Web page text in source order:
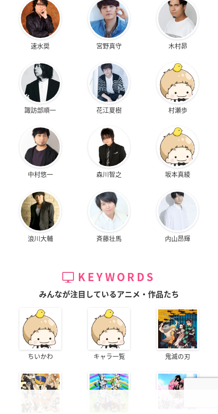
速水奨 宮野真守 木村昴
諏訪部順一 花江夏樹 村瀬歩
中村悠一 森川智之 坂本真綾
浪川大輔 斉藤壮馬 内山昂輝
KEYWORDS
みんなが注目しているアニメ・作品たち
ちいかわ キャラ一覧 鬼滅の刃